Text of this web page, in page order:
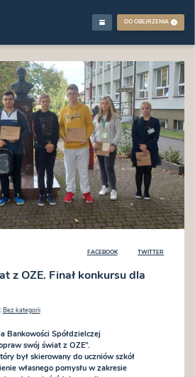
DO OBEJRZENIA
FACEBOOK TWITTER
z OZE. Finał konkursu dla
Bez kategorii
Bankowości Spółdzielczej
swój świat z OZE”.
był skierowany do uczniów szkół
własnego pomysłu w zakresie